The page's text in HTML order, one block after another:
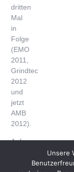
dritten
Mal
in
Folge
(EMO
2011,
Grindtec
2012
und
jetzt
AMB
2012).
Auf
Unsere